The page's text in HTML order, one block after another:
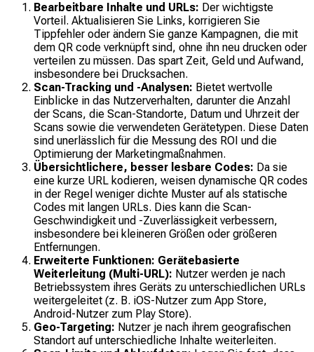
Bearbeitbare Inhalte und URLs: Der wichtigste
Vorteil. Aktualisieren Sie Links, korrigieren Sie
Tippfehler oder ändern Sie ganze Kampagnen, die mit
dem QR code verknüpft sind, ohne ihn neu drucken oder
verteilen zu müssen. Das spart Zeit, Geld und Aufwand,
insbesondere bei Drucksachen.
Scan-Tracking und -Analysen: Bietet wertvolle
Einblicke in das Nutzerverhalten, darunter die Anzahl
der Scans, die Scan-Standorte, Datum und Uhrzeit der
Scans sowie die verwendeten Gerätetypen. Diese Daten
sind unerlässlich für die Messung des ROI und die
Optimierung der Marketingmaßnahmen.
Übersichtlichere, besser lesbare Codes: Da sie
eine kurze URL kodieren, weisen dynamische QR codes
in der Regel weniger dichte Muster auf als statische
Codes mit langen URLs. Dies kann die Scan-
Geschwindigkeit und -Zuverlässigkeit verbessern,
insbesondere bei kleineren Größen oder größeren
Entfernungen.
Erweiterte Funktionen: Gerätebasierte
Weiterleitung (Multi-URL): Nutzer werden je nach
Betriebssystem ihres Geräts zu unterschiedlichen URLs
weitergeleitet (z. B. iOS-Nutzer zum App Store,
Android-Nutzer zum Play Store).
Geo-Targeting: Nutzer je nach ihrem geografischen
Standort auf unterschiedliche Inhalte weiterleiten.